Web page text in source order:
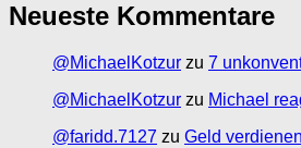
Neueste Kommentare
@MichaelKotzur zu 7
@MichaelKotzur zu Michael
@faridd.7127 zu Geld